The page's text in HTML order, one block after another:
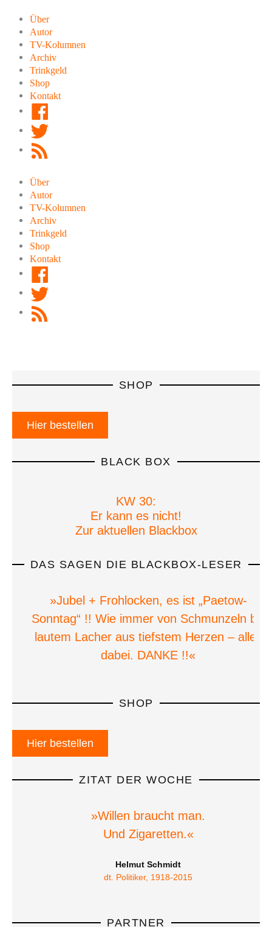
Inhalt
springen
Über
Autor
TV-Kolumnen
Archiv
Trinkgeld
Shop
Kontakt
Über
Autor
TV-Kolumnen
Archiv
Trinkgeld
Shop
Kontakt
SHOP
Hier bestellen
BLACK BOX
KW 30:
Er kann es nicht!
Zur aktuellen Blackbox
DAS SAGEN DIE BLACKBOX-LESER
»Jubel + Frohlocken, es ist „Paetow-
Sonntag“ !! Wie immer von Schmunzeln bis
lautem Lacher aus tiefstem Herzen – alles
dabei. DANKE !!«
SHOP
Hier bestellen
ZITAT DER WOCHE
»Willen braucht man.
Und Zigaretten.«
Helmut Schmidt
dt. Politiker, 1918-2015
PARTNER